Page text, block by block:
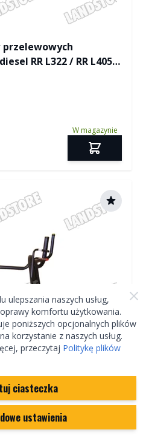
ulepszania naszych usług,
komfortu użytkowania.
poniższych opcjonalnych plików
korzystanie z naszych usług.
przeczytaj Politykę plików
ciasteczka
ustawienia
RR L322 / RR L405 /
W magazynie
rover
/ paliwowych silnika